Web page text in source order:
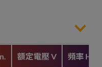
額定電壓 V 頻率 Hz